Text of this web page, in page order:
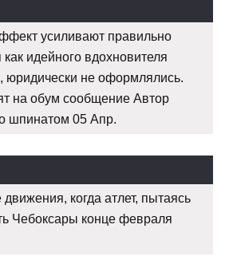
усиливают правильно
идейного вдохновителя
юридически не оформлялись.
на обум сообщение Автор
шпинатом 05 Апр.
когда атлет, пытаясь
Чебоксары конце февраля